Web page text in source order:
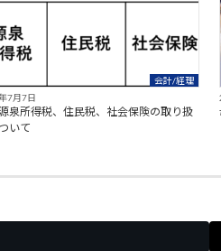
会計/経理
7月7日
泉所得税、住民税、社会保険の取り扱
いて